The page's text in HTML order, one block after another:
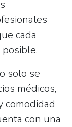
cada
solo se
médicos,
comodidad
con una